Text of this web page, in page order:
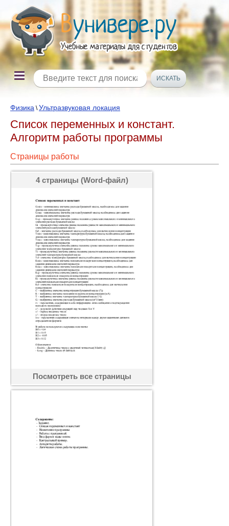
Физика \Ультразвуковая локация
Список переменных и констант.
Алгоритм работы программы
Страницы работы
4 страницы (Word-файл)
Посмотреть все страницы